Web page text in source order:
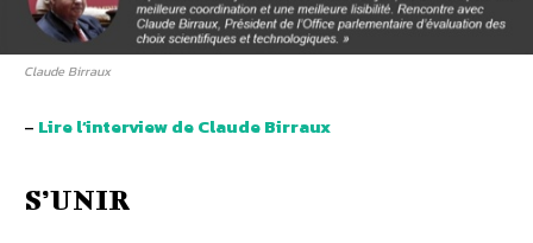
Claude Birraux
– Lire l’interview de Claude Birraux
S’UNIR